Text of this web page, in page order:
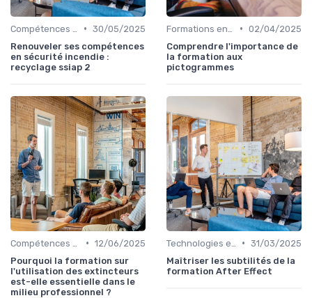
• 30/05/2025
Renouveler ses compétences
en sécurité incendie :
recyclage ssiap 2
• 02/04/2025
Comprendre l'importance de
la formation aux
pictogrammes
• 12/06/2025
Pourquoi la formation sur
l'utilisation des extincteurs
est-elle essentielle dans le
milieu professionnel ?
• 31/03/2025
Maîtriser les subtilités de la
formation After Effect